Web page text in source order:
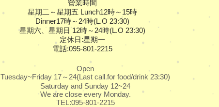
Open
Tuesday~Friday 17～24(Last call for food/drink 23:30)
Saturday and Sunday 12~24
We are close every Monday.
TEL:095-801-2215
營業時間
星期二～星期五 Lunch12時～15時
Dinner17時～24時(L.O 23:30)
星期六、星期日 12時～24時(L.O 23:30)
定休日:星期一
電話:095-801-2215